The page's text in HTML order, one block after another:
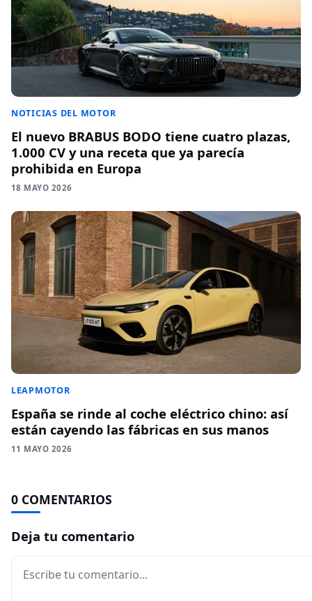
NOTICIAS DEL MOTOR
El nuevo BRABUS BODO tiene cuatro plazas,
1.000 CV y una receta que ya parecía
prohibida en Europa
18 MAYO 2026
LEAPMOTOR
España se rinde al coche eléctrico chino: así
están cayendo las fábricas en sus manos
11 MAYO 2026
0 COMENTARIOS
Deja tu comentario
Comentario